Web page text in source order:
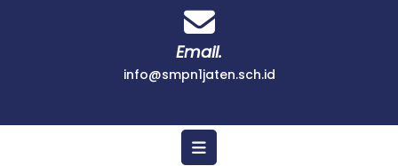
Email.
info@smpn1jaten.sch.id